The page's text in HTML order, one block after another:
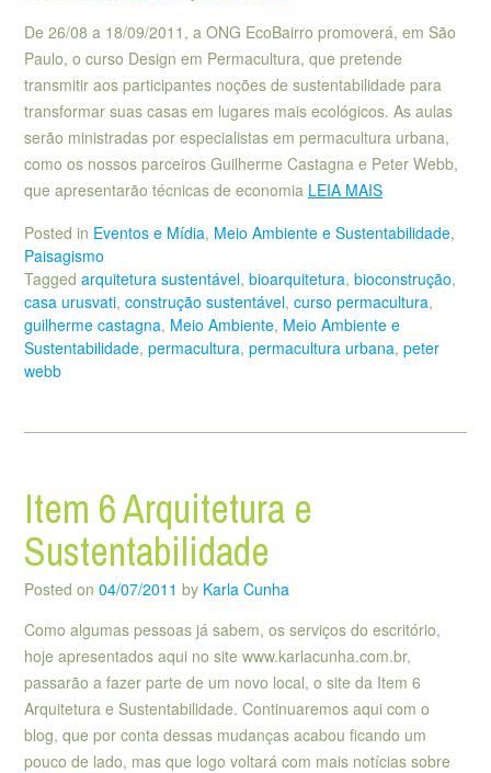
De 26/08 a 18/09/2011, a ONG EcoBairro promoverá, em São
Paulo, o curso Design em Permacultura, que pretende
transmitir aos participantes noções de sustentabilidade para
transformar suas casas em lugares mais ecológicos. As aulas
serão ministradas por especialistas em permacultura urbana,
como os nossos parceiros Guilherme Castagna e Peter Webb,
que apresentarão técnicas de economia LEIA MAIS
Posted in Eventos e Mídia, Meio Ambiente e Sustentabilidade,
Paisagismo
Tagged arquitetura sustentável, bioarquitetura, bioconstrução,
casa urusvati, construção sustentável, curso permacultura,
guilherme castagna, Meio Ambiente, Meio Ambiente e
Sustentabilidade, permacultura, permacultura urbana, peter
webb
Item 6 Arquitetura e
Sustentabilidade
Posted on 04/07/2011 by Karla Cunha
Como algumas pessoas já sabem, os serviços do escritório,
hoje apresentados aqui no site www.karlacunha.com.br,
passarão a fazer parte de um novo local, o site da Item 6
Arquitetura e Sustentabilidade. Continuaremos aqui com o
blog, que por conta dessas mudanças acabou ficando um
pouco de lado, mas que logo voltará com mais notícias sobre